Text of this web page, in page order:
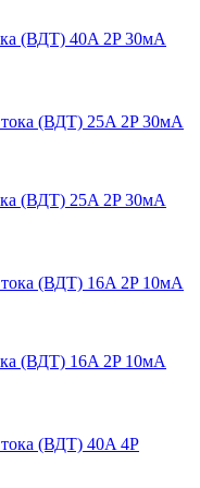
(ВДТ) 40A 2P 30мА
(ВДТ) 25A 2P 30мА
(ВДТ) 16A 2P 10мА